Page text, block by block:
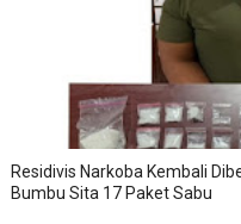
Residivis Narkoba Kembali
Bumbu Sita 17 Paket Sabu